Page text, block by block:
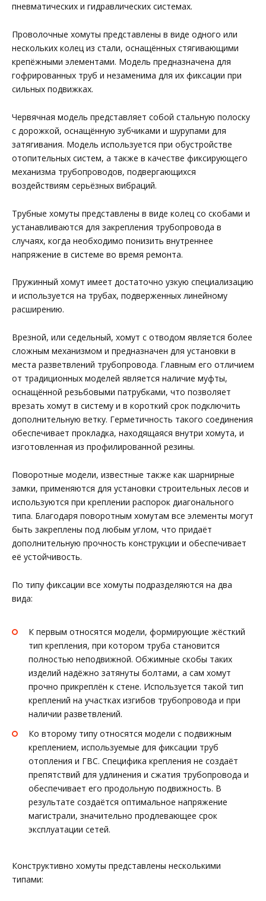
пневматических и гидравлических системах.
Проволочные хомуты представлены в виде одного или
нескольких колец из стали, оснащённых стягивающими
крепёжными элементами. Модель предназначена для
гофрированных труб и незаменима для их фиксации при
сильных подвижках.
Червячная модель представляет собой стальную полоску
с дорожкой, оснащённую зубчиками и шурупами для
затягивания. Модель используется при обустройстве
отопительных систем, а также в качестве фиксирующего
механизма трубопроводов, подвергающихся
воздействиям серьёзных вибраций.
Трубные хомуты представлены в виде колец со скобами и
устанавливаются для закрепления трубопровода в
случаях, когда необходимо понизить внутреннее
напряжение в системе во время ремонта.
Пружинный хомут имеет достаточно узкую специализацию
и используется на трубах, подверженных линейному
расширению.
Врезной, или седельный, хомут с отводом является более
сложным механизмом и предназначен для установки в
места разветвлений трубопровода. Главным его отличием
от традиционных моделей является наличие муфты,
оснащённой резьбовыми патрубками, что позволяет
врезать хомут в систему и в короткий срок подключить
дополнительную ветку. Герметичность такого соединения
обеспечивает прокладка, находящаяся внутри хомута, и
изготовленная из профилированной резины.
Поворотные модели, известные также как шарнирные
замки, применяются для установки строительных лесов и
используются при креплении распорок диагонального
типа. Благодаря поворотным хомутам все элементы могут
быть закреплены под любым углом, что придаёт
дополнительную прочность конструкции и обеспечивает
её устойчивость.
По типу фиксации все хомуты подразделяются на два
вида:
К первым относятся модели, формирующие жёсткий
тип крепления, при котором труба становится
полностью неподвижной. Обжимные скобы таких
изделий надёжно затянуты болтами, а сам хомут
прочно прикреплён к стене. Используется такой тип
креплений на участках изгибов трубопровода и при
наличии разветвлений.
Ко второму типу относятся модели с подвижным
креплением, используемые для фиксации труб
отопления и ГВС. Специфика крепления не создаёт
препятствий для удлинения и сжатия трубопровода и
обеспечивает его продольную подвижность. В
результате создаётся оптимальное напряжение
магистрали, значительно продлевающее срок
эксплуатации сетей.
Конструктивно хомуты представлены несколькими
типами: